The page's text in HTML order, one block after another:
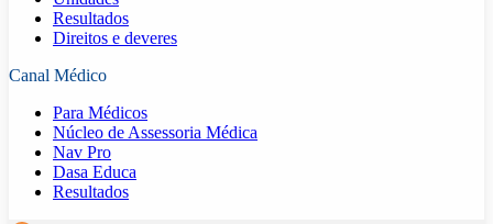
Resultados
Direitos e deveres
Canal Médico
Para Médicos
Núcleo de Assessoria Médica
Nav Pro
Dasa Educa
Resultados